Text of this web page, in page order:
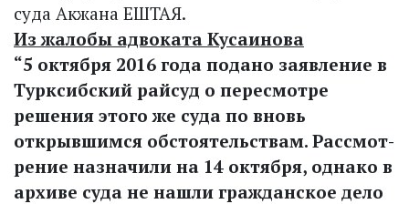
суда Акжана ЕШТАЯ.
Из жалобы адвоката Кусаинова
“5 октября 2016 года подано заявление в
Турксибский райсуд о пересмотре
решения этого же суда по вновь
открывшимся обстоятельствам. Рассмот­
рение назначили на 14 октября, однако в
архиве суда не нашли гражданское дело